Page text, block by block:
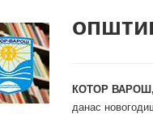
КОТОР
данас